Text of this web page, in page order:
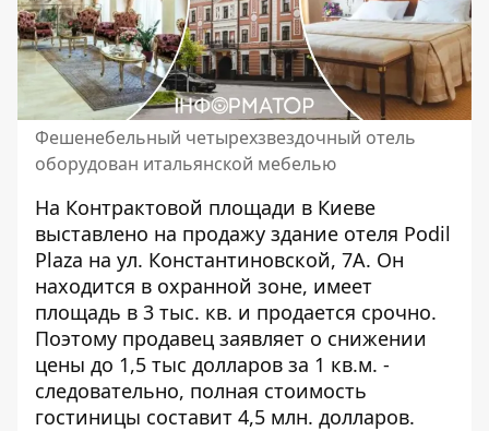
Фешенебельный четырехзвездочный отель
оборудован итальянской мебелью
На Контрактовой площади в Киеве
выставлено на продажу здание отеля Podil
Plaza на ул. Константиновской, 7А. Он
находится в охранной зоне, имеет
площадь в 3 тыс. кв. и продается срочно.
Поэтому продавец заявляет о снижении
цены до 1,5 тыс долларов за 1 кв.м. -
следовательно, полная стоимость
гостиницы составит 4,5 млн. долларов.